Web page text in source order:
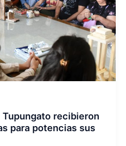
recibieron
para potencias sus